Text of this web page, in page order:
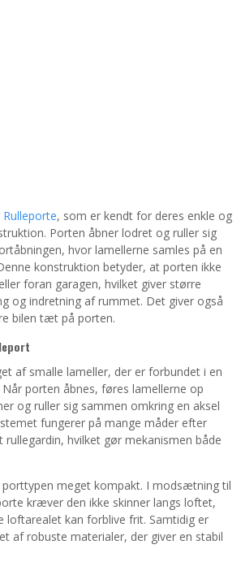
Rulleporte, som er kendt for deres enkle og
Porten åbner lodret og ruller sig
hvor lamellerne samles på en
konstruktion betyder, at porten ikke
foran garagen, hvilket giver større
og indretning af rummet. Det giver også
bilen tæt på porten.
af smalle lameller, der er forbundet i en
porten åbnes, føres lamellerne op
og ruller sig sammen omkring en aksel
fungerer på mange måder efter
rullegardin, hvilket gør mekanismen både
porttypen meget kompakt. I modsætning til
kræver den ikke skinner langs loftet,
loftarealet kan forblive frit. Samtidig er
af robuste materialer, der giver en stabil